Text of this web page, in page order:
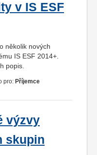
v IS ESF
několik nových
IS ESF 2014+.
popis.
pro: Příjemce
výzvy
skupin